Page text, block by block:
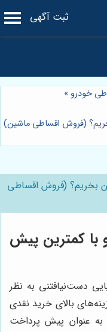
ثبت آگهی
خودرو »
(فروش اقساطی ماشین)
بخریم؟ (فروش اقساطی
با کمترین پیش
دست‌نیافتنی به نظر
بالای خرید نقدی
عنوان پیش پرداخت